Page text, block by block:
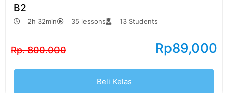
B2
2h 32min 35 lessons 13 Students
Rp. 800.000 Rp89,000
Beli Kelas